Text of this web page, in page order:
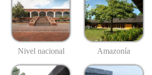
Nivel nacional Amazonía